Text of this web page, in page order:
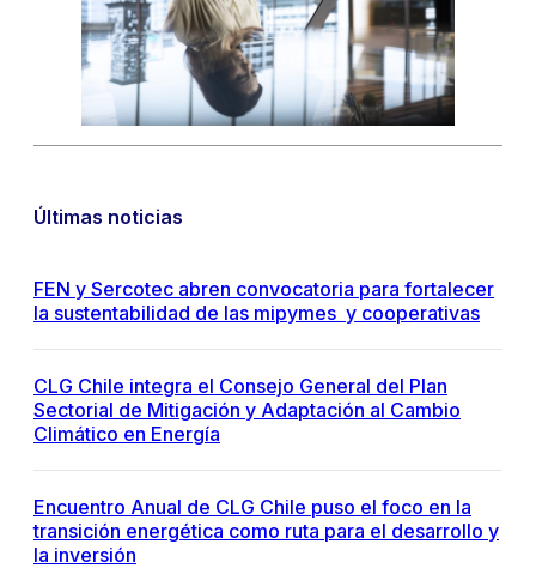
Últimas noticias
FEN y Sercotec abren convocatoria para fortalecer
la sustentabilidad de las mipymes y cooperativas
CLG Chile integra el Consejo General del Plan
Sectorial de Mitigación y Adaptación al Cambio
Climático en Energía
Encuentro Anual de CLG Chile puso el foco en la
transición energética como ruta para el desarrollo y
la inversión